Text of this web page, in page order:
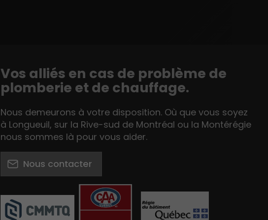
Vos alliés en cas de problème de
plomberie et de chauffage.
Nous demeurons à votre disposition. Où que vous soyez
à Longueuil, sur la Rive-sud de Montréal ou la Montérégie
nous sommes là pour vous aider.
Nous contacter